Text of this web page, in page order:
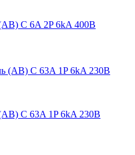
C 6A 2P 6kA 400В
C 63A 1P 6kA 230В